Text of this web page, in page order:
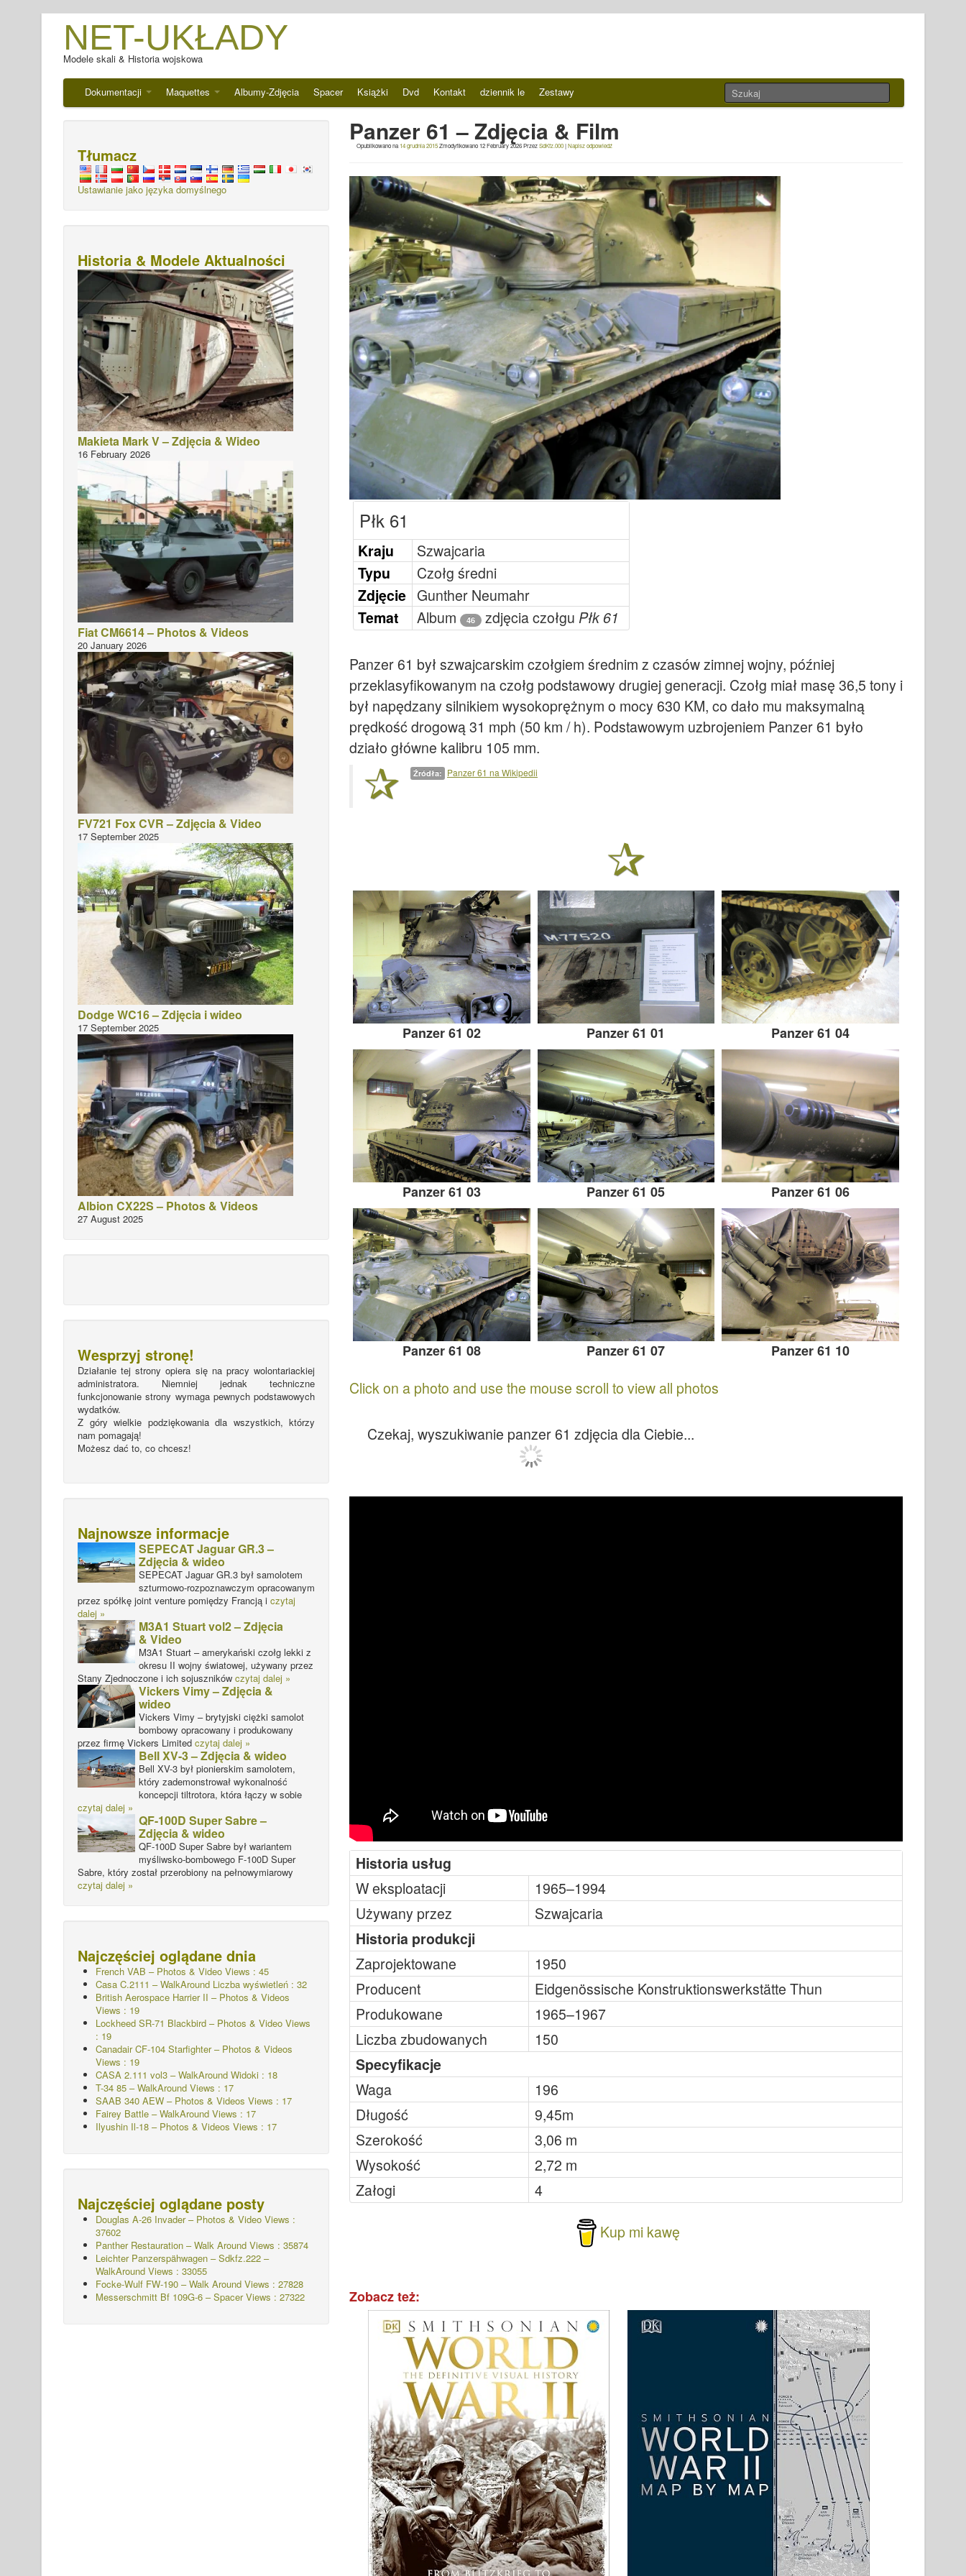
NET-UKŁADY
Modele skali & Historia wojskowa
Dokumentacji Maquettes Albumy-Zdjęcia Spacer Książki Dvd Kontakt dziennik le Zestawy
Panzer 61 – Zdjęcia & Film
Opublikowano na 14 grudnia 2015Zmodyfikowano 12 February 2026PrzezSdKfz.000|Napisz odpowiedź
Płk 61
Kraju
Szwajcaria
Typu
Czołg średni
Zdjęcie Gunther Neumahr
Temat
Album 46 zdjęcia czołgu Płk 61
Panzer 61 był szwajcarskim czołgiem średnim z czasów zimnej wojny, później
przeklasyfikowanym na czołg podstawowy drugiej generacji. Czołg miał masę 36,5 tony i
był napędzany silnikiem wysokoprężnym o mocy 630 KM, co dało mu maksymalną
prędkość drogową 31 mph (50 km / h). Podstawowym uzbrojeniem Panzer 61 było
działo główne kalibru 105 mm.
Źródła: Panzer 61 na Wikipedii
Panzer 61 02 Panzer 61 01 Panzer 61 04
Panzer 61 03 Panzer 61 05 Panzer 61 06
Panzer 61 08 Panzer 61 07 Panzer 61 10
Click on a photo and use the mouse scroll to view all photos
Czekaj, wyszukiwanie panzer 61 zdjęcia dla Ciebie...
Historia usług
W eksploatacji
1965–1994
Używany przez
Szwajcaria
Historia produkcji
Zaprojektowane
1950
Producent
Eidgenössische Konstruktionswerkstätte Thun
Produkowane
1965–1967
Liczba zbudowanych
150
Specyfikacje
Waga
196
Długość
9,45m
Szerokość
3,06 m
Wysokość
2,72 m
Załogi
4
Kup mi kawę
Zobacz też:
Tłumacz
Ustawianie jako języka domyślnego
Historia & Modele Aktualności
Makieta Mark V – Zdjęcia & Wideo
16 February 2026
Fiat CM6614 – Photos & Videos
20 January 2026
FV721 Fox CVR – Zdjęcia & Video
17 September 2025
Dodge WC16 – Zdjęcia i wideo
17 September 2025
Albion CX22S – Photos & Videos
27 August 2025
Wesprzyj stronę!
Działanie tej strony opiera się na pracy wolontariackiej
administratora. Niemniej jednak techniczne
funkcjonowanie strony wymaga pewnych podstawowych
wydatków.
Z góry wielkie podziękowania dla wszystkich, którzy
nam pomagają!
Możesz dać to, co chcesz!
Najnowsze informacje
SEPECAT Jaguar GR.3 –
Zdjęcia & wideo
SEPECAT Jaguar GR.3 był samolotem
szturmowo-rozpoznawczym opracowanym
przez spółkę joint venture pomiędzy Francją i czytaj
dalej »
M3A1 Stuart vol2 – Zdjęcia
& Video
M3A1 Stuart – amerykański czołg lekki z
okresu II wojny światowej, używany przez
Stany Zjednoczone i ich sojuszników czytaj dalej »
Vickers Vimy – Zdjęcia &
wideo
Vickers Vimy – brytyjski ciężki samolot
bombowy opracowany i produkowany
przez firmę Vickers Limited czytaj dalej »
Bell XV-3 – Zdjęcia & wideo
Bell XV-3 był pionierskim samolotem,
który zademonstrował wykonalność
koncepcji tiltrotora, która łączy w sobie
czytaj dalej »
QF-100D Super Sabre –
Zdjęcia & wideo
QF-100D Super Sabre był wariantem
myśliwsko-bombowego F-100D Super
Sabre, który został przerobiony na pełnowymiarowy
czytaj dalej »
Najczęściej oglądane dnia
French VAB – Photos & Video Views : 45
Casa C.2111 – WalkAround Liczba wyświetleń : 32
British Aerospace Harrier II – Photos & Videos
Views : 19
Lockheed SR-71 Blackbird – Photos & Video Views
: 19
Canadair CF-104 Starfighter – Photos & Videos
Views : 19
CASA 2.111 vol3 – WalkAround Widoki : 18
T-34 85 – WalkAround Views : 17
SAAB 340 AEW – Photos & Videos Views : 17
Fairey Battle – WalkAround Views : 17
Ilyushin Il-18 – Photos & Videos Views : 17
Najczęściej oglądane posty
Douglas A-26 Invader – Photos & Video Views :
37602
Panther Restauration – Walk Around Views : 35874
Leichter Panzerspähwagen – Sdkfz.222 –
WalkAround Views : 33055
Focke-Wulf FW-190 – Walk Around Views : 27828
Messerschmitt Bf 109G-6 – Spacer Views : 27322